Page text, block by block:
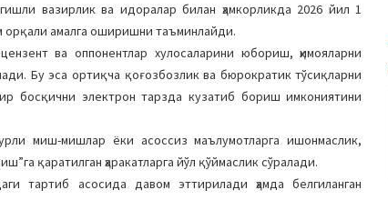
вазирлик ва идоралар билан ҳамкорликда 2026 йил 1
орқали амалга оширишни таъминлайди.
ва оппонентлар хулосаларини юбориш, ҳимояларни
Бу эса ортиқча қоғозбозлик ва бюрократик тўсиқларни
босқични электрон тарзда кузатиб бориш имкониятини
миш-мишлар ёки асоссиз маълумотларга ишонмаслик,
қаратилган ҳаракатларга йўл қўймаслик сўралади.
тартиб асосида давом эттирилади ҳамда белгиланган